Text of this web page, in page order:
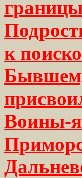
к
Воины-